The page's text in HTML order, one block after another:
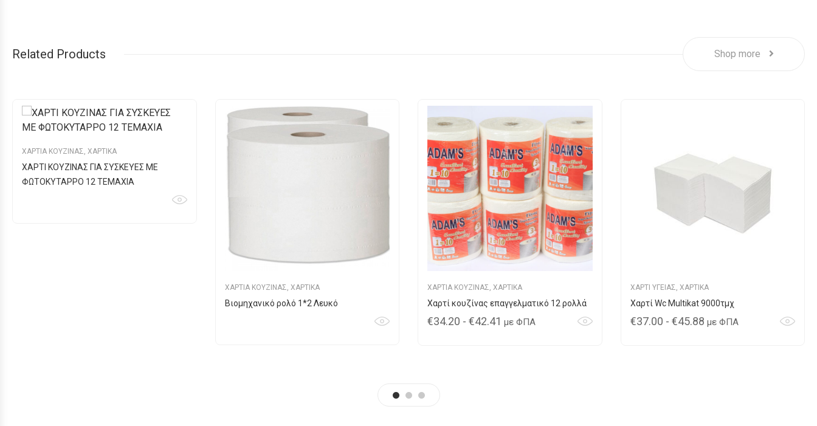
Related Products Shop more
ΧΑΡΤΙΑ ΚΟΥΖΙΝΑΣ, ΧΑΡΤΙΚΑ
ΧΑΡΤΙ ΚΟΥΖΙΝΑΣ ΓΙΑ ΣΥΣΚΕΥΕΣ ΜΕ
ΦΩΤΟΚΥΤΑΡΡΟ 12 ΤΕΜΑΧΙΑ
ΧΑΡΤΙΑ ΚΟΥΖΙΝΑΣ ΧΑΡΤΙΚΑ
Βιομηχανικό ρολό 1*2 Λευκό
ΧΑΡΤΙΑ ΚΟΥΖΙΝΑΣ ΧΑΡΤΙΚΑ
Χαρτί κουζίνας επαγγελματικό 12 ρολλά
€34.20 - €42.41 με ΦΠΑ
ΧΑΡΤΙ ΥΓΕΙΑΣ ΧΑΡΤΙΚΑ
Χαρτί Wc Multikat 9000τμχ
€37.00 - €45.88 με ΦΠΑ